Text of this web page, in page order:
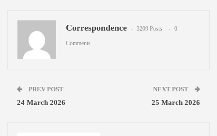
Correspondence 3209 Posts 0
Comments
PREV POST
24 March 2026
NEXT POST
25 March 2026